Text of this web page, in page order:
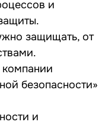
и
защищать, от
безопасности»
и